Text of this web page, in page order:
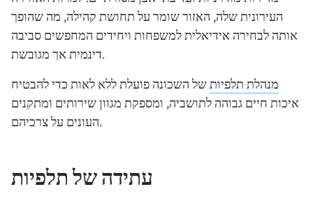
העירונית שלה, האזור שומר על תחושת קהילה, מה שהופך
אותה לבחירה אידיאלית למשפחות ויחידים המחפשים סביבה
דינמית אך מגובשת.
מנהלת תלפיותשל השכונה פועלת ללא לאות כדי להבטיח
איכות חיים גבוהה לתושביה, ומספקת מגוון שירותים ומתקנים
העונים על צרכיהם.
עתידה של תלפיות